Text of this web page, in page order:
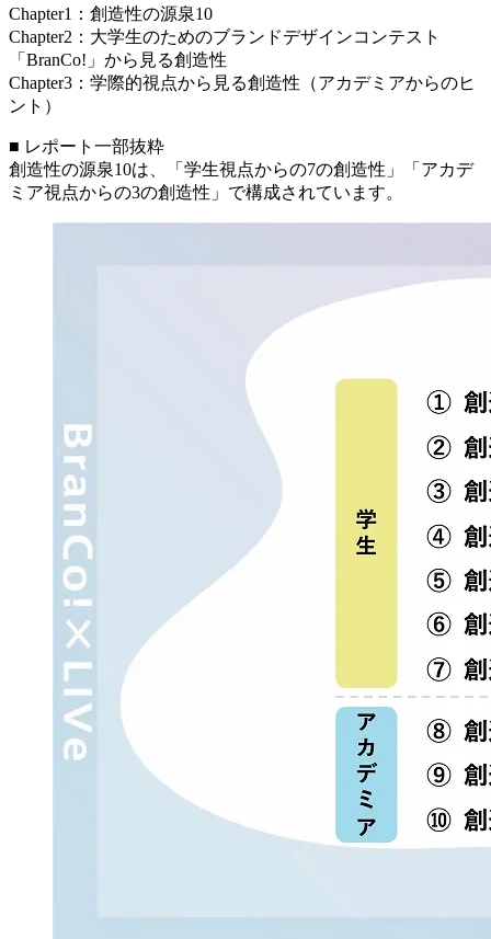
Chapter1：創造性の源泉10
Chapter2：大学生のためのブランドデザインコンテスト
「BranCo!」から見る創造性
Chapter3：学際的視点から見る創造性（アカデミアからのヒ
ント）
■ レポート一部抜粋
創造性の源泉10は、「学生視点からの7の創造性」「アカデ
ミア視点からの3の創造性」で構成されています。